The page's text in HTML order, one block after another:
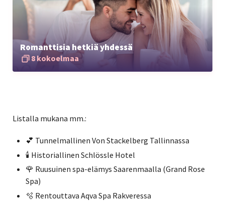
Romanttisia hetkiä yhdessä
8 kokoelmaa
Listalla mukana mm.:
💕 Tunnelmallinen Von Stackelberg Tallinnassa
🕯️ Historiallinen Schlössle Hotel
🌹 Ruusuinen spa-elämys Saarenmaalla (Grand Rose
Spa)
🫧 Rentouttava Aqva Spa Rakveressa